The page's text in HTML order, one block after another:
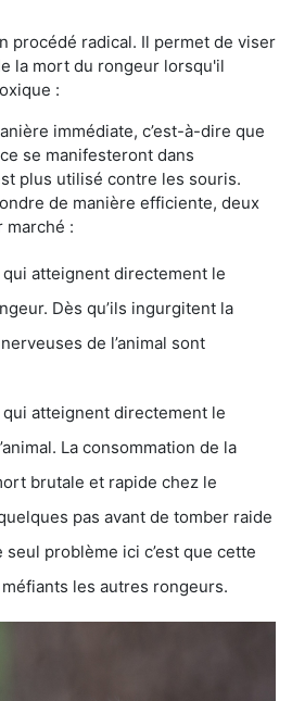
procédé radical. Il permet de viser
la mort du rongeur lorsqu'il
:
immédiate, c’est-à-dire que
se manifesteront dans
plus utilisé contre les souris.
de manière efficiente, deux
marché :
atteignent directement le
Dès qu’ils ingurgitent la
de l’animal sont
atteignent directement le
La consommation de la
brutale et rapide chez le
pas avant de tomber raide
seul problème ici c’est que cette
les autres rongeurs.